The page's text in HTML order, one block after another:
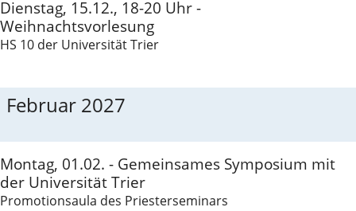
Dienstag, 15.12., 18-20 Uhr -
Weihnachtsvorlesung
HS 10 der Universität Trier
Februar 2027
Montag, 01.02. - Gemeinsames Symposium mit
der Universität Trier
Promotionsaula des Priesterseminars